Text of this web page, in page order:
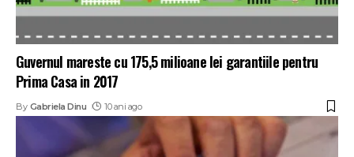
Guvernul mareste cu 175,5 milioane lei garantiile pentru
Prima Casa in 2017
By Gabriela Dinu 10 ani ago